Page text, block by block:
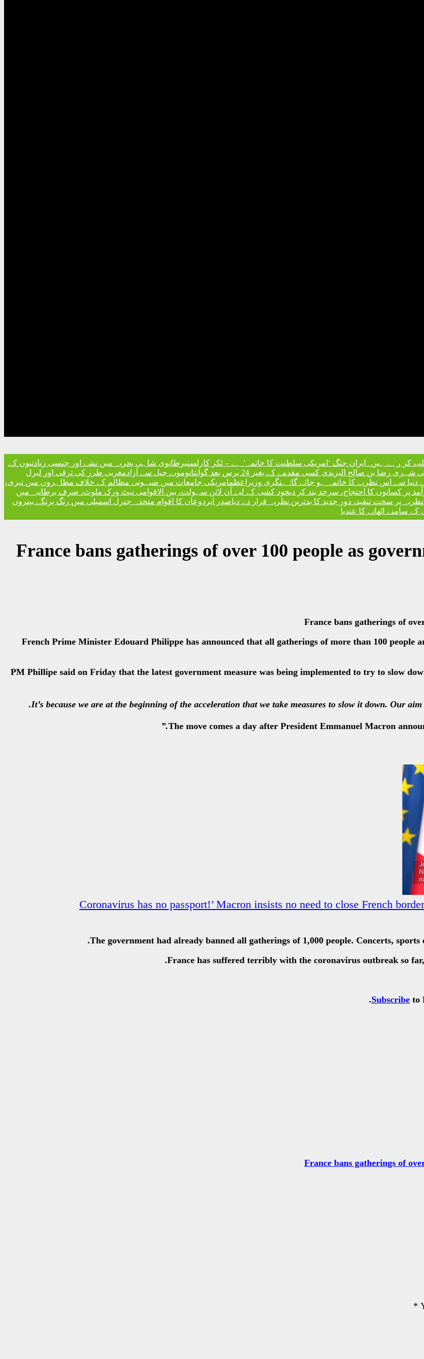
کر رہے ہیں۔ ایران جنگ ‘امریکی سلطنت کا خاتمہ’ ہے – ٹکر کارلسنبرطانوی شاہی بحریہ میں نشے اور جنسی زیادتیوں کے
رضا بن صالح الیزیدی کسی مقدمے کے بغیر 24 برس بعد گوانتانوموبے جیل سے آزاد
مغربی طرز کی ترقی اور لبرل
دنیا سے اس نظریے کا خاتمہ ہو جائے گا: ہنگری وزیراعظمامریکی جامعات میں صیہونی مظالم کے خلاف مظاہروں میں تیزی،
پر کسانوں کا احتجاج، سرحد بند کر دیخود کشی کے لیے آن لائن سہولت، بین الاقوامی نیٹ ورک ملوث، صرف برطانیہ میں
پر سخت تنقید، دور جدید کا بدترین نظریہ قرار دے دیاصدر ایردوعان کا اقوام متحدہ جنرل اسمبلی میں رنگ برنگے بینروں
سامنے اٹھانے کا عندیا
France bans gatherings of over 100 people as
France bans gatherings of
French Prime Minister Edouard Philippe has announced that all gatherings of more than 100
PM Phillipe said on Friday that the latest government measure was being implemented to try to slow
It’s because we are at the beginning of the acceleration that we take measures to slow it down. Our
The move comes a day after President Emmanuel Macron
‘Coronavirus has no passport!’ Macron insists no need to close French
The government had already banned all gatherings of 1,000 people. Concerts,
France has suffered terribly with the coronavirus outbreak so
Subscribe to
France bans gatherings of
*